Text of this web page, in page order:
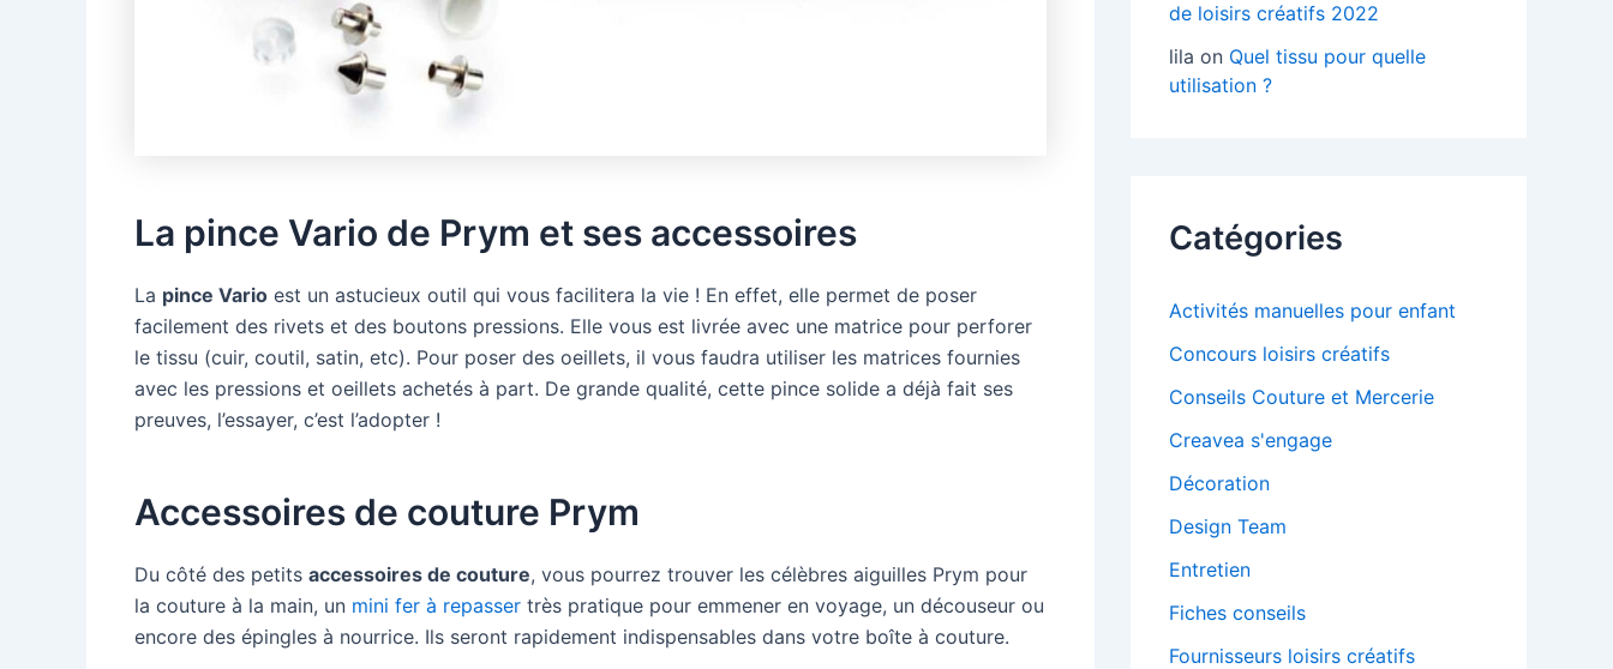
La pince Vario de Prym et ses accessoires
La pince Vario est un astucieux outil qui vous facilitera la vie ! En effet, elle permet de poser
facilement des rivets et des boutons pressions. Elle vous est livrée avec une matrice pour perforer
le tissu (cuir, coutil, satin, etc). Pour poser des oeillets, il vous faudra utiliser les matrices fournies
avec les pressions et oeillets achetés à part. De grande qualité, cette pince solide a déjà fait ses
preuves, l’essayer, c’est l’adopter !
Accessoires de couture Prym
Du côté des petits accessoires de couture, vous pourrez trouver les célèbres aiguilles Prym pour
la couture à la main, un mini fer à repasser très pratique pour emmener en voyage, un découseur ou
encore des épingles à nourrice. Ils seront rapidement indispensables dans votre boîte à couture.
de loisirs créatifs 2022
lila on Quel tissu pour quelle
utilisation ?
Catégories
Activités manuelles pour enfant
Concours loisirs créatifs
Conseils Couture et Mercerie
Creavea s'engage
Décoration
Design Team
Entretien
Fiches conseils
Fournisseurs loisirs créatifs